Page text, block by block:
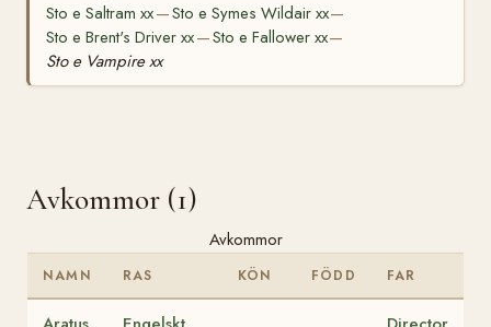
Sto e Saltram xx—Sto e Symes Wildair xx—
Sto e Brent's Driver xx—Sto e Fallower xx—
Sto e Vampire xx
Avkommor (1)
Avkommor
NAMN RAS KÖN FÖDD FAR